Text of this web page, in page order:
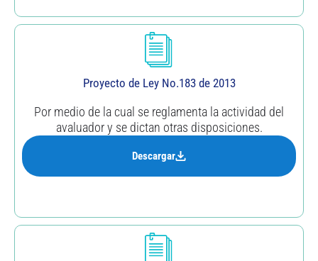
Proyecto de Ley No.183 de 2013
Por medio de la cual se reglamenta la actividad del
avaluador y se dictan otras disposiciones.
Descargar